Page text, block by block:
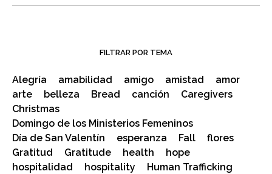
FILTRAR POR TEMA
Alegría amabilidad amigo amistad
amor
arte
belleza Bread canción
Caregivers
Christmas
Domingo de los Ministerios Femeninos
Día de San Valentín
esperanza Fall
flores
Gratitud
Gratitude health
hope
hospitalidad
hospitality
Human Trafficking